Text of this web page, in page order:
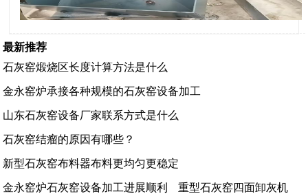
最新推荐
石灰窑煅烧区长度计算方法是什么
金永窑炉承接各种规模的石灰窑设备加工
山东石灰窑设备厂家联系方式是什么
石灰窑结瘤的原因有哪些？
新型石灰窑布料器布料更均匀更稳定
金永窑炉石灰窑设备加工进展顺利 重型石灰窑四面卸灰机